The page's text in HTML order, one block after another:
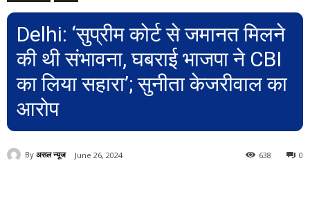
Delhi: ‘सुप्रीम कोर्ट से जमानत मिलने
की थी संभावना, घबराई भाजपा ने CBI
का लिया सहारा’; सुनीता केजरीवाल का
आरोप
By असल न्यूज June 26, 2024 0
638